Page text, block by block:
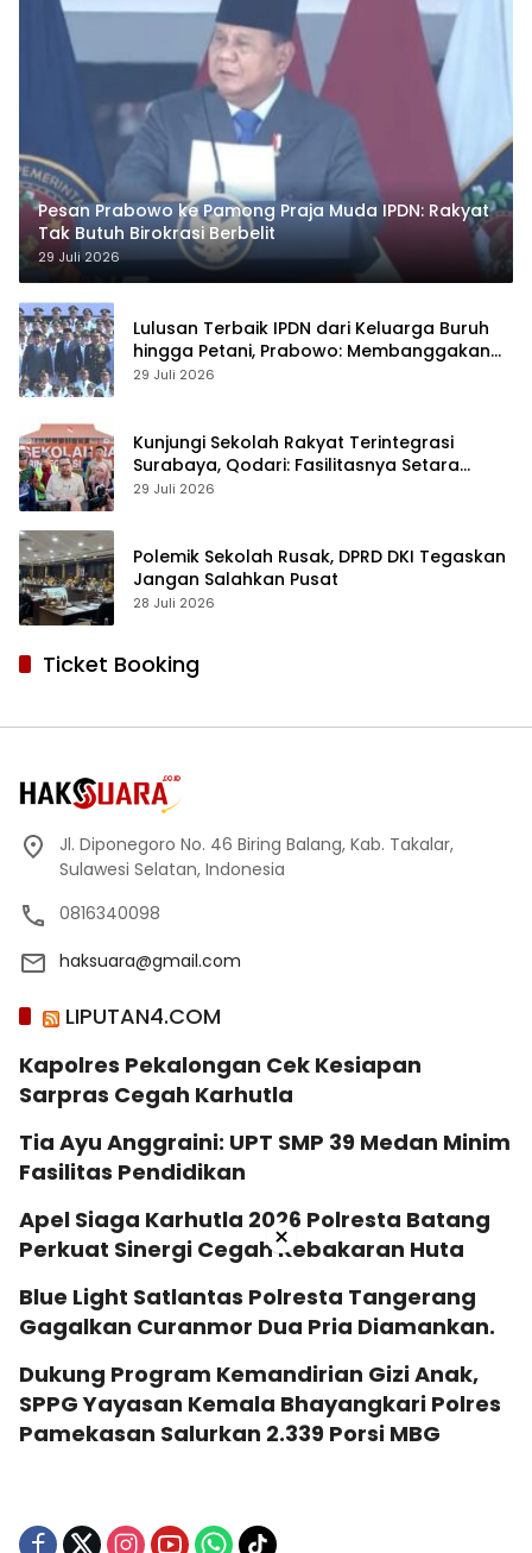
Pesan Prabowo ke Pamong Praja Muda IPDN: Rakyat
Tak Butuh Birokrasi Berbelit
29 Juli 2026
Lulusan Terbaik IPDN dari Keluarga Buruh
hingga Petani, Prabowo: Membanggakan
Hati Saya
29 Juli 2026
Kunjungi Sekolah Rakyat Terintegrasi
Surabaya, Qodari: Fasilitasnya Setara
Sekolah Swasta Terbaik
29 Juli 2026
Polemik Sekolah Rusak, DPRD DKI Tegaskan
Jangan Salahkan Pusat
28 Juli 2026
Ticket Booking
Jl. Diponegoro No. 46 Biring Balang, Kab. Takalar,
Sulawesi Selatan, Indonesia
0816340098
haksuara@gmail.com
LIPUTAN4.COM
Kapolres Pekalongan Cek Kesiapan
Sarpras Cegah Karhutla
Tia Ayu Anggraini: UPT SMP 39 Medan Minim
Fasilitas Pendidikan
Apel Siaga Karhutla 2026 Polresta Batang
Perkuat Sinergi Cegah Kebakaran Huta
Blue Light Satlantas Polresta Tangerang
Gagalkan Curanmor Dua Pria Diamankan.
Dukung Program Kemandirian Gizi Anak,
SPPG Yayasan Kemala Bhayangkari Polres
Pamekasan Salurkan 2.339 Porsi MBG
×